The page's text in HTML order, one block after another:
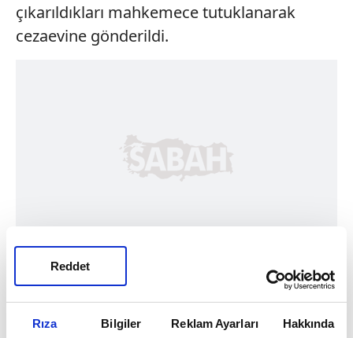
Rıza Bilgiler Reklam Ayarları Hakkında
Reddet
çıkarıldıkları mahkemece tutuklanarak
cezaevine gönderildi.